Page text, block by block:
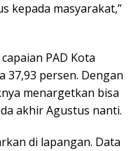
kepada masyarakat,”
PAD Kota
37,93 persen. Dengan
menargetkan bisa
akhir Agustus nanti.
di lapangan. Data